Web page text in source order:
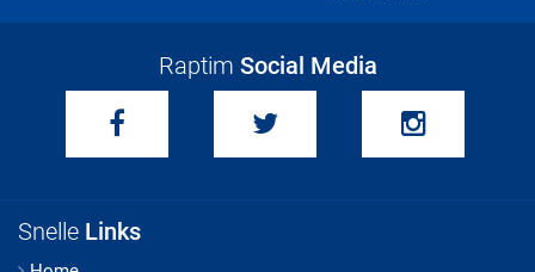
Raptim Social Media
Snelle Links